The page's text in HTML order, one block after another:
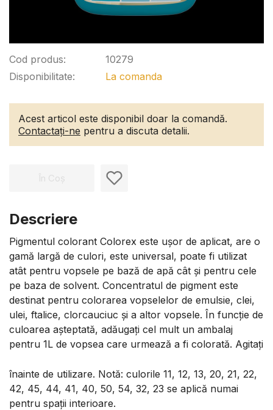
Cod produs:
Disponibilitate:
10279
La comanda
Acest articol este disponibil doar la comandă.
Contactați-ne pentru a discuta detalii.
În Coș
Descriere
Pigmentul colorant Colorex este ușor de aplicat, are o
gamă largă de culori, este universal, poate fi utilizat
atât pentru vopsele pe bază de apă cât și pentru cele
pe baza de solvent. Concentratul de pigment este
destinat pentru colorarea vopselelor de emulsie, clei,
ulei, ftalice, clorcauciuc și a altor vopsele. În funcție de
culoarea așteptată, adăugați cel mult un ambalaj
pentru 1L de vopsea care urmează a fi colorată. Agitați
înainte de utilizare. Notă: culorile 11, 12, 13, 20, 21, 22,
42, 45, 44, 41, 40, 50, 54, 32, 23 se aplică numai
pentru spații interioare.